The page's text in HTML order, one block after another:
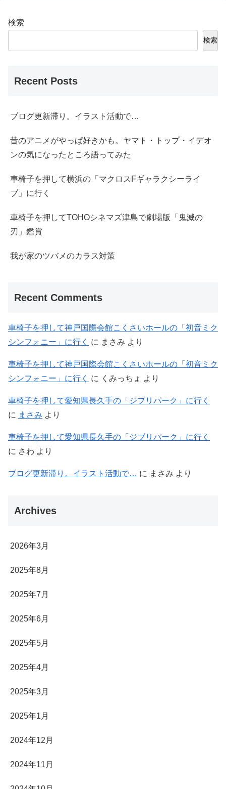
検索
検索
Recent Posts
ブログ更新滞り。イラスト活動で…
昔のアニメがやっぱ好きかも。ヤマト・トップ・イデオ
ンの気になったところ語ってみた
車椅子を押して横浜の「マクロスFギャラクシーライ
ブ」に行く
車椅子を押してTOHOシネマズ津島で劇場版「鬼滅の
刃」鑑賞
我が家のツバメのカラス対策
Recent Comments
車椅子を押して神戸国際会館こくさいホールの「初音ミク
シンフォニー」に行く
に まさみ より
車椅子を押して神戸国際会館こくさいホールの「初音ミク
シンフォニー」に行く
に くみっちょ より
車椅子を押して愛知県長久手の「ジブリパーク」に行く
に まさみ より
車椅子を押して愛知県長久手の「ジブリパーク」に行く
に さわ より
ブログ更新滞り。イラスト活動で… に まさみ より
Archives
2026年3月
2025年8月
2025年7月
2025年6月
2025年5月
2025年4月
2025年3月
2025年1月
2024年12月
2024年11月